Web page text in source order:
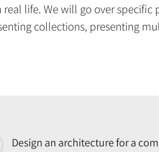
life. We will go over specific
collections, presenting
Design an architecture for a